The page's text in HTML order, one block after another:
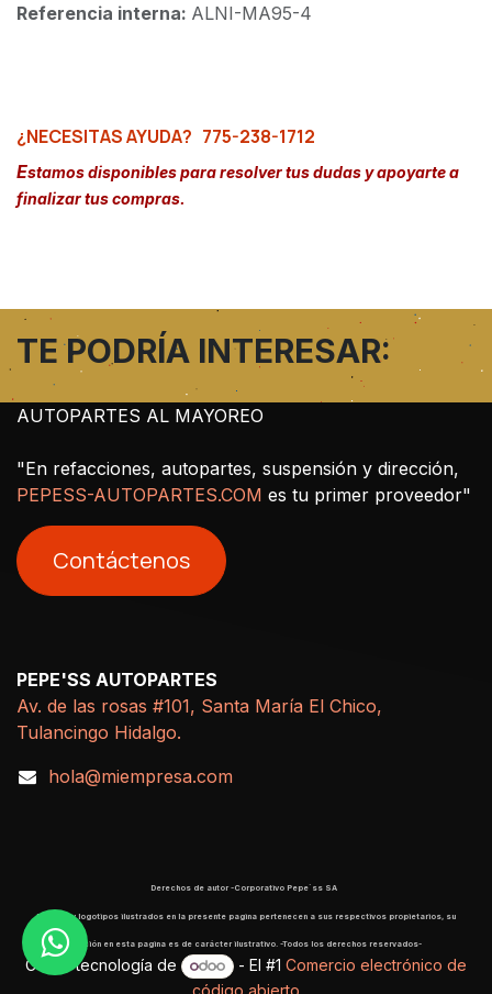
Referencia interna: ALNI-MA95-4
¿NECESITAS AYUDA? 775-238-1712
Estamos disponibles para resolver tus dudas y apoyarte a
finalizar tus compras.
TE PODRÍA INTERESAR:
AUTOPARTES AL MAYOREO
"En refacciones, autopartes, suspensión y dirección,
PEPESS-AUTOPARTES.COM es tu primer proveedor"
Contáctenos
PEPE'SS AUTOPARTES
Av. de las rosas #101, Santa María El Chico,
Tulancingo Hidalgo.
hola@miempresa.com
Derechos de autor -Corporativo Pepe´ss SA
​ Marcas y logotipos ilustrados en la presente pagina pertenecen a sus respectivos propietarios, su
aparición en esta pagina es de carácter ilustrativo. -Todos los derechos reservados-
Con la tecnología de - El #1Comercio electrónico de
código abierto